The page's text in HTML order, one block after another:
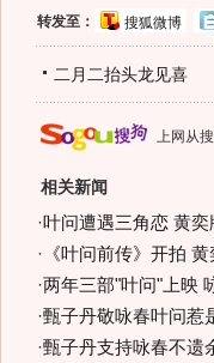
转发至： 搜狐微博
二月二抬头龙见喜
上网从
相关新闻
·叶问遭遇三角恋 黄
· 《叶问前传》开拍
·两年三部"叶问"上映
·甄子丹敬咏春叶问惹
·甄子丹支持咏春不遗